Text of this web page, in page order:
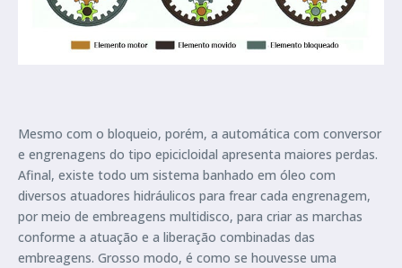
Mesmo com o bloqueio, porém, a automática com conversor
e engrenagens do tipo epicicloidal apresenta maiores perdas.
Afinal, existe todo um sistema banhado em óleo com
diversos atuadores hidráulicos para frear cada engrenagem,
por meio de embreagens multidisco, para criar as marchas
conforme a atuação e a liberação combinadas das
embreagens. Grosso modo, é como se houvesse uma